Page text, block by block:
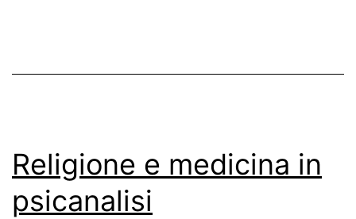
Religione e medicina in
psicanalisi